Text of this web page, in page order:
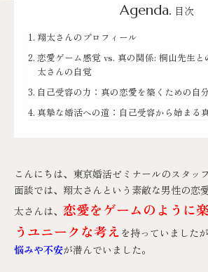
Agenda. 目次
翔太さんのプロフィール
恋愛ゲーム感覚 vs. 真の関係: 桐山先生
太さんの自覚
自己受容の力：真の恋愛を築くための自
真摯な婚活への道：自己受容から始まる
こんにちは、東京婚活ゼミナールのスタッ
面談では、翔太さんという素敵な男性の恋
太さんは、 恋愛をゲームのように
うユニークな考え を持っていましたが
悩みや不安が潜んでいました。